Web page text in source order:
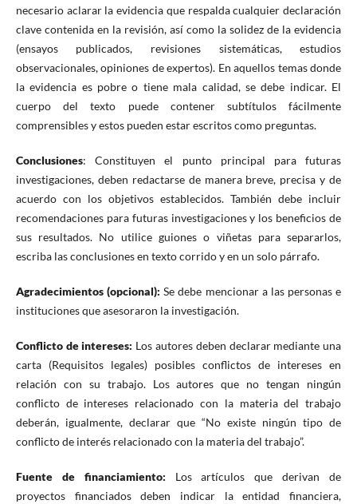
necesario aclarar la evidencia que respalda cualquier declaración
clave contenida en la revisión, así como la solidez de la evidencia
(ensayos publicados, revisiones sistemáticas, estudios
observacionales, opiniones de expertos). En aquellos temas donde
la evidencia es pobre o tiene mala calidad, se debe indicar. El
cuerpo del texto puede contener subtítulos fácilmente
comprensibles y estos pueden estar escritos como preguntas.
Conclusiones: Constituyen el punto principal para futuras
investigaciones, deben redactarse de manera breve, precisa y de
acuerdo con los objetivos establecidos. También debe incluir
recomendaciones para futuras investigaciones y los beneficios de
sus resultados. No utilice guiones o viñetas para separarlos,
escriba las conclusiones en texto corrido y en un solo párrafo.
Agradecimientos (opcional):Se debe mencionar a las personas e
instituciones que asesoraron la investigación.
Conflicto de intereses: Los autores deben declarar mediante una
carta (Requisitos legales) posibles conflictos de intereses en
relación con su trabajo. Los autores que no tengan ningún
conflicto de intereses relacionado con la materia del trabajo
deberán, igualmente, declarar que “No existe ningún tipo de
conflicto de interés relacionado con la materia del trabajo”.
Fuente de financiamiento: Los artículos que derivan de
proyectos financiados deben indicar la entidad financiera,